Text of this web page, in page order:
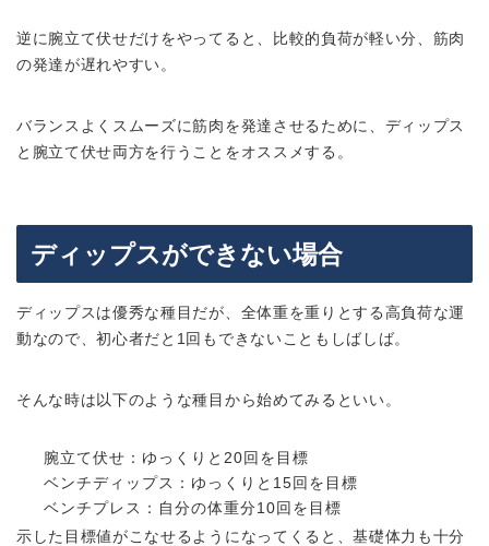
逆に腕立て伏せだけをやってると、比較的負荷が軽い分、筋肉
の発達が遅れやすい。
バランスよくスムーズに筋肉を発達させるために、ディップス
と腕立て伏せ両方を行うことをオススメする。
ディップスができない場合
ディップスは優秀な種目だが、全体重を重りとする高負荷な運
動なので、初心者だと1回もできないこともしばしば。
そんな時は以下のような種目から始めてみるといい。
腕立て伏せ：ゆっくりと20回を目標
ベンチディップス：ゆっくりと15回を目標
ベンチプレス：自分の体重分10回を目標
示した目標値がこなせるようになってくると、基礎体力も十分